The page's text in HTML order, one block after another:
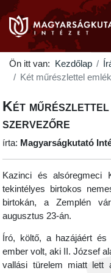
Ön itt van: Kezdőlap
Két műrészlettel
Két műrészlettel
szervezőre
írta: Magyarságkutató
Kazinci és alsóregmeci
tekintélyes birtokos
birtokán, a Zemplén
augusztus 23-án.
Író, költő, a hazájáért és
ember volt, aki II. József
vallási türelem miatt lett